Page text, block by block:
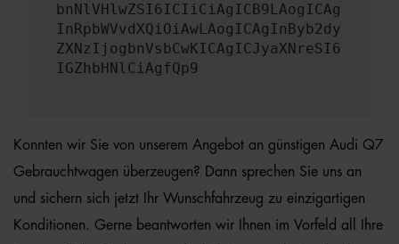
bnNlVHlwZSI6ICIiCiAgICB9LAogICAg
InRpbWVvdXQiOiAwLAogICAgInByb2dy
ZXNzIjogbnVsbCwKICAgICJyaXNreSI6
IGZhbHNlCiAgfQp9
Konnten wir Sie von unserem Angebot an günstigen Audi Q7
Gebrauchtwagen überzeugen? Dann sprechen Sie uns an
und sichern sich jetzt Ihr Wunschfahrzeug zu einzigartigen
Konditionen. Gerne beantworten wir Ihnen im Vorfeld all Ihre